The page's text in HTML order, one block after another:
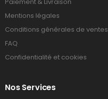
Mentions légales
Conditions générales de ventes
FAQ
Confidentialité et cookies
Nos Services